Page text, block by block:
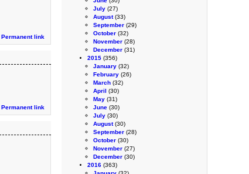
July (27)
August(33)
September (29)
October (32)
November (28)
December (31)
2015 (356)
January (32)
February (26)
March (32)
April (30)
May (31)
June (30)
July (30)
August(30)
September (28)
October (30)
November (27)
December (30)
2016 (363)
Permanent link
Permanent link